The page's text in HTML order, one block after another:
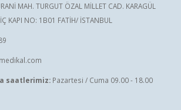
MAH. TURGUT ÖZAL MİLLET CAD. KARAGÜL
KAPI NO: 1B01 FATİH/ İSTANBUL
saatlerimiz: Pazartesi / Cuma 09.00 - 18.00